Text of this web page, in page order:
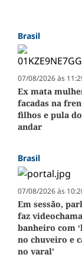
Brasil
07/08/2026 às
Ex mata
facadas na
filhos e pula do
andar
Brasil
07/08/2026 às
Em sessão,
faz
banheiro com
no chuveiro e
no varal’